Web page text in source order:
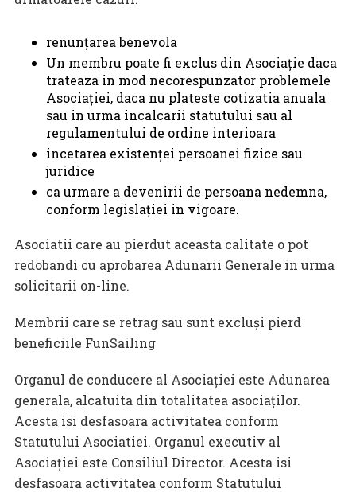
renunţarea benevola
Un membru poate fi exclus din Asociaţie daca
trateaza in mod necorespunzator problemele
Asociaţiei, daca nu plateste cotizatia anuala
sau in urma incalcarii statutului sau al
regulamentului de ordine interioara
incetarea existenţei persoanei fizice sau
juridice
ca urmare a devenirii de persoana nedemna,
conform legislaţiei in vigoare.
Asociatii care au pierdut aceasta calitate o pot
redobandi cu aprobarea Adunarii Generale in urma
solicitarii on-line.
Membrii care se retrag sau sunt excluşi pierd
beneficiile FunSailing
Organul de conducere al Asociaţiei este Adunarea
generala, alcatuita din totalitatea asociaţilor.
Acesta isi desfasoara activitatea conform
Statutului Asociatiei. Organul executiv al
Asociaţiei este Consiliul Director. Acesta isi
desfasoara activitatea conform Statutului